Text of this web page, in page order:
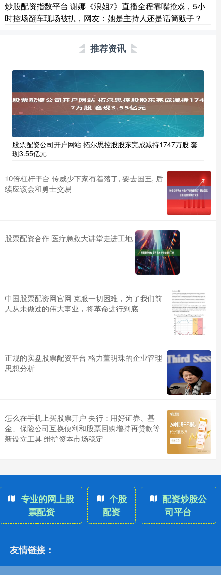
炒股配资指数平台 谢娜《浪姐7》直播全程靠嘴抢戏，5小
时控场翻车现场被扒，网友：她是主持人还是话筒贩子？
推荐资讯
股票配资公司开户网站 拓尔思控股股东完成减持1747万股 套
现3.55亿元
10倍杠杆平台 传威少下家有着落了, 要去国王, 后
续应该会和勇士交易
股票配资合作 医疗急救大讲堂走进工地
中国股票配资网官网 克服一切困难，为了我们前
人从未做过的伟大事业，将革命进行到底
正规的实盘股票配资平台 格力董明珠的企业管理
思想分析
怎么在手机上买股票开户 央行：用好证券、基
金、保险公司互换便利和股票回购增持再贷款等
新设立工具 维护资本市场稳定
专业的网上股
票配资
个股
配资
配资炒股公
司平台
友情链接：